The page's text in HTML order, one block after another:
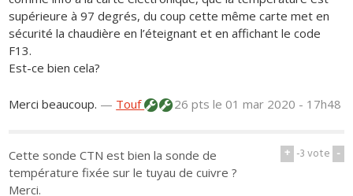
supérieure à 97 degrés, du coup cette même carte met en
sécurité la chaudière en l’éteignant et en affichant le code
F13.
Est-ce bien cela?
Merci beaucoup. — Touf 26 ptsle 01 mar 2020 - 17h48
+ -3vote -
Cette sonde CTN est bien la sonde de
température fixée sur le tuyau de cuivre ?
Merci.